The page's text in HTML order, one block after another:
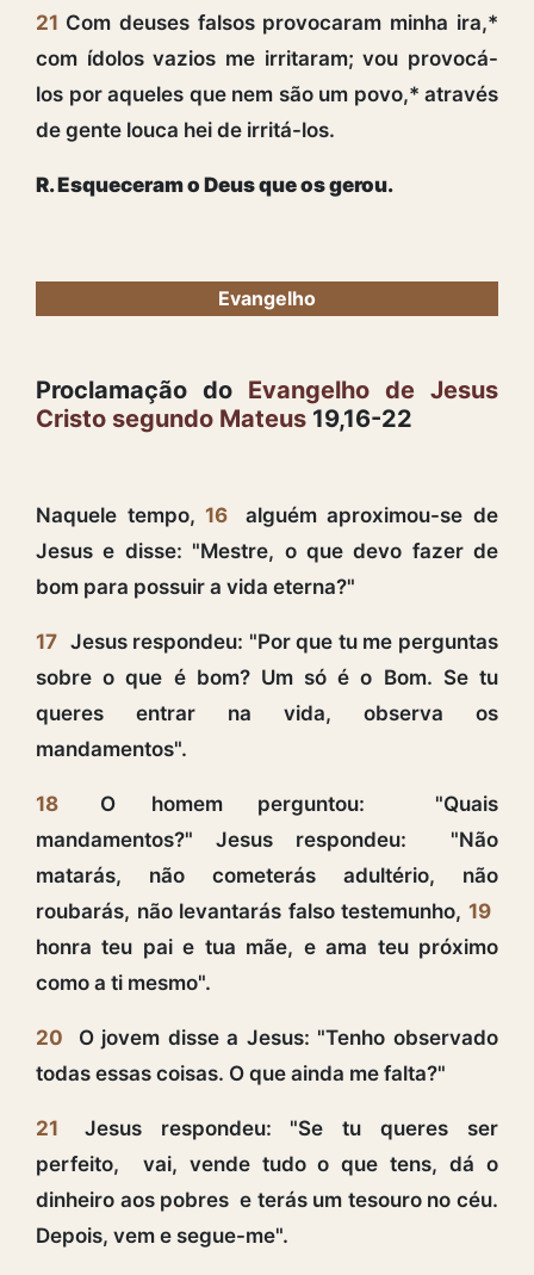
21 Com deuses falsos provocaram minha ira,*
com ídolos vazios me irritaram; vou provocá-
los por aqueles que nem são um povo,* através
de gente louca hei de irritá-los.
R. Esqueceram o Deus que os gerou.
Evangelho
Proclamação do Evangelho de Jesus
Cristo segundo Mateus 19,16-22
Naquele tempo,16
alguém aproximou-se de
Jesus e disse: "Mestre, o que devo fazer de
bom para possuir a vida eterna?"
17 Jesus respondeu: "Por que tu me perguntas
sobre o que é bom? Um só é o Bom. Se tu
queres entrar na vida, observa os
mandamentos".
18
O homem perguntou: "Quais
mandamentos?" Jesus respondeu: "Não
matarás, não cometerás adultério, não
roubarás, não levantarás falso testemunho, 19
honra teu pai e tua mãe, e ama teu próximo
como a ti mesmo".
20
O jovem disse a Jesus: "Tenho observado
todas essas coisas. O que ainda me falta?"
21
Jesus respondeu: "Se tu queres ser
perfeito, vai, vende tudo o que tens, dá o
dinheiro aos pobres e terás um tesouro no céu.
Depois, vem e segue-me".